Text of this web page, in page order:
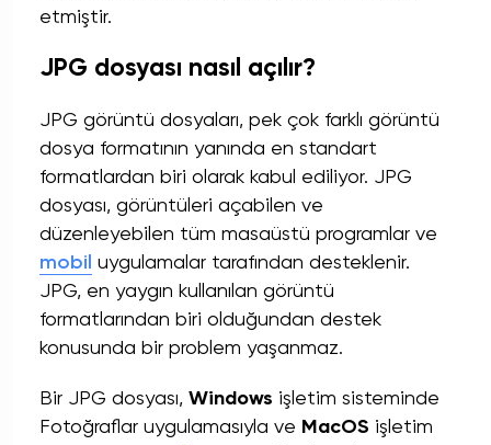
etmiştir.
JPG dosyası nasıl açılır?
JPG görüntü dosyaları, pek çok farklı görüntü
dosya formatının yanında en standart
formatlardan biri olarak kabul ediliyor. JPG
dosyası, görüntüleri açabilen ve
düzenleyebilen tüm masaüstü programlar ve
mobil uygulamalar tarafından desteklenir.
JPG, en yaygın kullanılan görüntü
formatlarından biri olduğundan destek
konusunda bir problem yaşanmaz.
Bir JPG dosyası, Windows işletim sisteminde
Fotoğraflar uygulamasıyla ve MacOS işletim